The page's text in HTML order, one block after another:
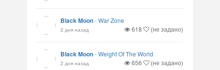
Black Moon-War Zone
2 дня назад 618 (не задано)
Black Moon-Weight Of The World
2 дня назад 656 (не задано)